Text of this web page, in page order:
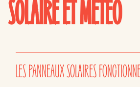
SOLAIRE ET MÉTÉO
LES PANNEAUX SOLAIRES